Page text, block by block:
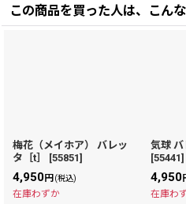
この商品を買った人は、こん
梅花（メイホア） バレッ
タ［t］
[55851]
4,950円(税込)
在庫わずか
気球 バ
[55441]
4,950
在庫わ